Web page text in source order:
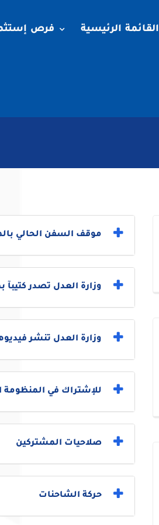
القائمة الرئيسية فرص
موقف السفن الحالي
وزارة العدل تصدر كتيبآ بمناسبة مرور 75 عامآ
وزارة العدل تنشر
للإشتراك في المنظومة
صلاحيات المشتركين
حركة الشاحنات